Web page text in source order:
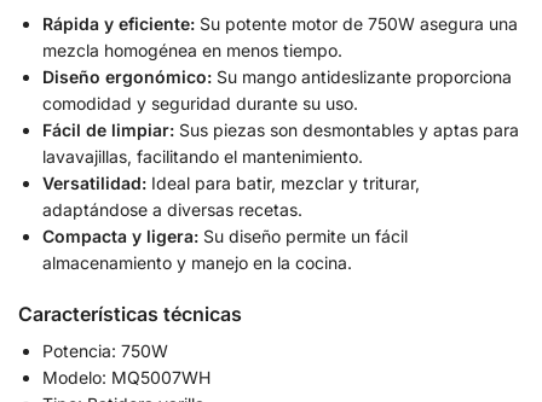
Rápida y eficiente: Su potente motor de 750W asegura una
mezcla homogénea en menos tiempo.
Diseño ergonómico: Su mango antideslizante proporciona
comodidad y seguridad durante su uso.
Fácil de limpiar: Sus piezas son desmontables y aptas para
lavavajillas, facilitando el mantenimiento.
Versatilidad: Ideal para batir, mezclar y triturar,
adaptándose a diversas recetas.
Compacta y ligera: Su diseño permite un fácil
almacenamiento y manejo en la cocina.
Características técnicas
Potencia: 750W
Modelo: MQ5007WH